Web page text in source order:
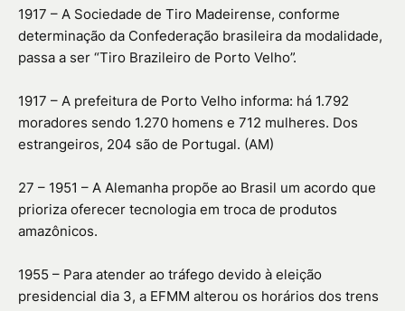
1917 – A Sociedade de Tiro Madeirense, conforme
determinação da Confederação brasileira da modalidade,
passa a ser “Tiro Brazileiro de Porto Velho”.
1917 – A prefeitura de Porto Velho informa: há 1.792
moradores sendo 1.270 homens e 712 mulheres. Dos
estrangeiros, 204 são de Portugal. (AM)
27 – 1951 – A Alemanha propõe ao Brasil um acordo que
prioriza oferecer tecnologia em troca de produtos
amazônicos.
1955 – Para atender ao tráfego devido à eleição
presidencial dia 3, a EFMM alterou os horários dos trens